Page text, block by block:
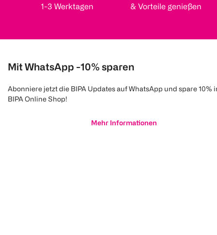
1-3 Werktagen
& Vorteile genießen
Mit WhatsApp -10% sparen
Abonniere jetzt die BIPA Updates auf WhatsApp und spare 10%
BIPA Online Shop!
Mehr Informationen